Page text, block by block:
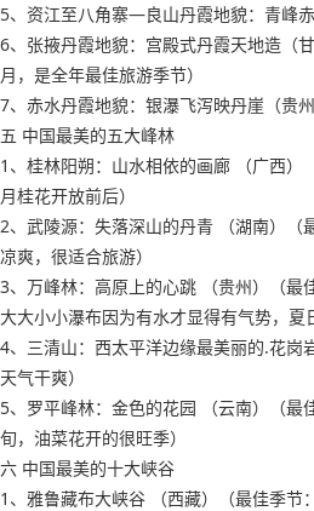
5、资江至八角寨―良山丹霞地貌：青峰赤
6、张掖丹霞地貌：宫殿式丹霞天地造（
月，是全年最佳旅游季节）
7、赤水丹霞地貌：银瀑飞泻映丹崖（贵
五 中国最美的五大峰林
1、桂林阳朔：山水相依的画廊 （广西）
月桂花开放前后）
2、武陵源：失落深山的丹青 （湖南）（
凉爽，很适合旅游）
3、万峰林：高原上的心跳 （贵州）（最
大大小小瀑布因为有水才显得有气势，夏
4、三清山：西太平洋边缘最美丽的.花岗
天气干爽）
5、罗平峰林：金色的花园 （云南）（
旬，油菜花开的很旺季）
六 中国最美的十大峡谷
1、雅鲁藏布大峡谷 （西藏）（最佳季